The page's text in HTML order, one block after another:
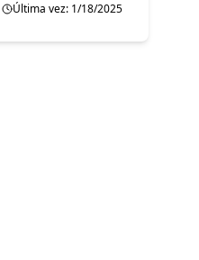
Última vez: 1/18/2025